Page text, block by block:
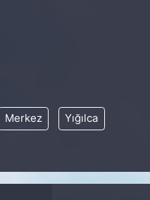
Merkez Yığılca